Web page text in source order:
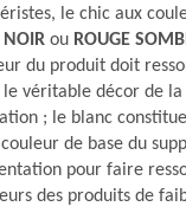
le chic aux
NOIR ou ROUGE
du produit doit
véritable décor de la
; le blanc constitue
de base du
pour faire
des produits de